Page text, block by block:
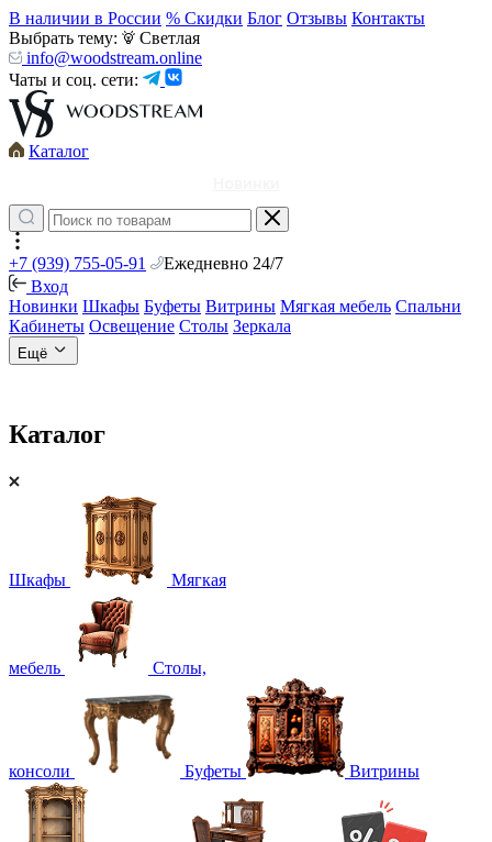
В наличии в России % Скидки Блог Отзывы Контакты
Выбрать тему:
Светлая
info@woodstream.online
Чаты и соц. сети:
Каталог
+7 (939) 755-05-91
Ежедневно 24/7
Вход
Новинки Шкафы Буфеты Витрины Мягкая мебель Спальни
Кабинеты Освещение Столы Зеркала
Ещё
Каталог
Шкафы Мягкая
мебель Столы,
консоли Буфеты Витрины